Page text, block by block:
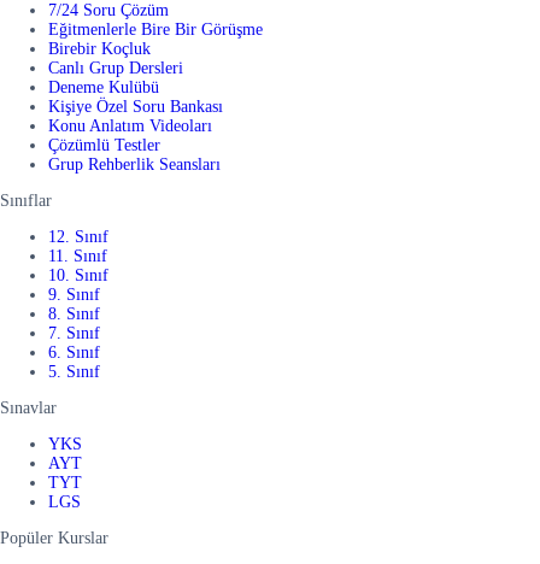
7/24 Soru Çözüm
Eğitmenlerle Bire Bir Görüşme
Birebir Koçluk
Canlı Grup Dersleri
Deneme Kulübü
Kişiye Özel Soru Bankası
Konu Anlatım Videoları
Çözümlü Testler
Grup Rehberlik Seansları
Sınıflar
12. Sınıf
11. Sınıf
10. Sınıf
9. Sınıf
8. Sınıf
7. Sınıf
6. Sınıf
5. Sınıf
Sınavlar
YKS
AYT
TYT
LGS
Popüler Kurslar